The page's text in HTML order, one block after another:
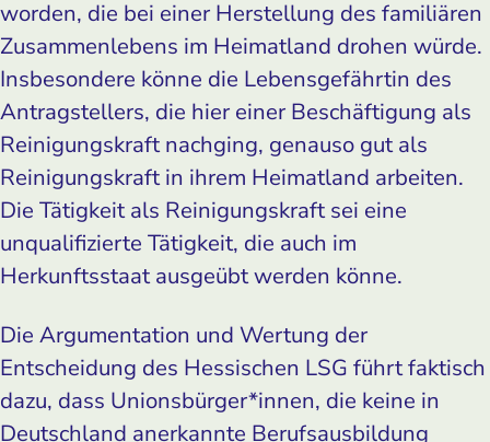
worden, die bei einer Herstellung des familiären
Zusammenlebens im Heimatland drohen würde.
Insbesondere könne die Lebensgefährtin des
Antragstellers, die hier einer Beschäftigung als
Reinigungskraft nachging, genauso gut als
Reinigungskraft in ihrem Heimatland arbeiten.
Die Tätigkeit als Reinigungskraft sei eine
unqualifizierte Tätigkeit, die auch im
Herkunftsstaat ausgeübt werden könne.
Die Argumentation und Wertung der
Entscheidung des Hessischen LSG führt faktisch
dazu, dass Unionsbürger*innen, die keine in
Deutschland anerkannte Berufsausbildung